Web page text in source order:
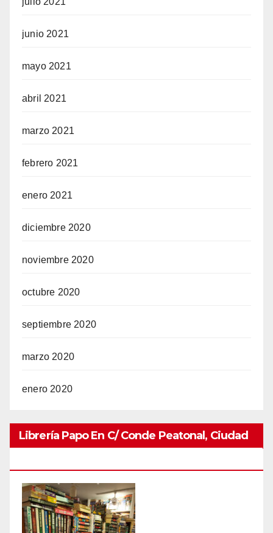
junio 2021
mayo 2021
abril 2021
marzo 2021
febrero 2021
enero 2021
diciembre 2020
noviembre 2020
octubre 2020
septiembre 2020
marzo 2020
enero 2020
Librería Papo En C/ Conde Peatonal, Ciudad